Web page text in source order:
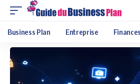
Business Plan Entreprise Finances